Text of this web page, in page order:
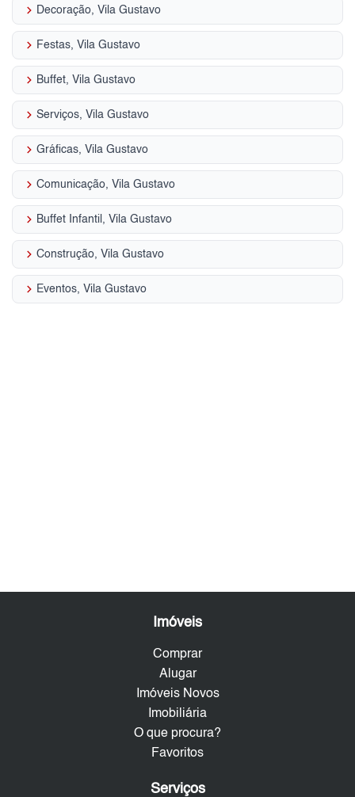
keyboard_arrow_right Decoração, Vila Gustavo
keyboard_arrow_right Festas, Vila Gustavo
keyboard_arrow_right Buffet, Vila Gustavo
keyboard_arrow_right Serviços, Vila Gustavo
keyboard_arrow_right Gráficas, Vila Gustavo
keyboard_arrow_right Comunicação, Vila Gustavo
keyboard_arrow_right Buffet Infantil, Vila Gustavo
keyboard_arrow_right Construção, Vila Gustavo
keyboard_arrow_right Eventos, Vila Gustavo
Imóveis
Comprar
Alugar
Imóveis Novos
Imobiliária
O que procura?
Favoritos
Serviços